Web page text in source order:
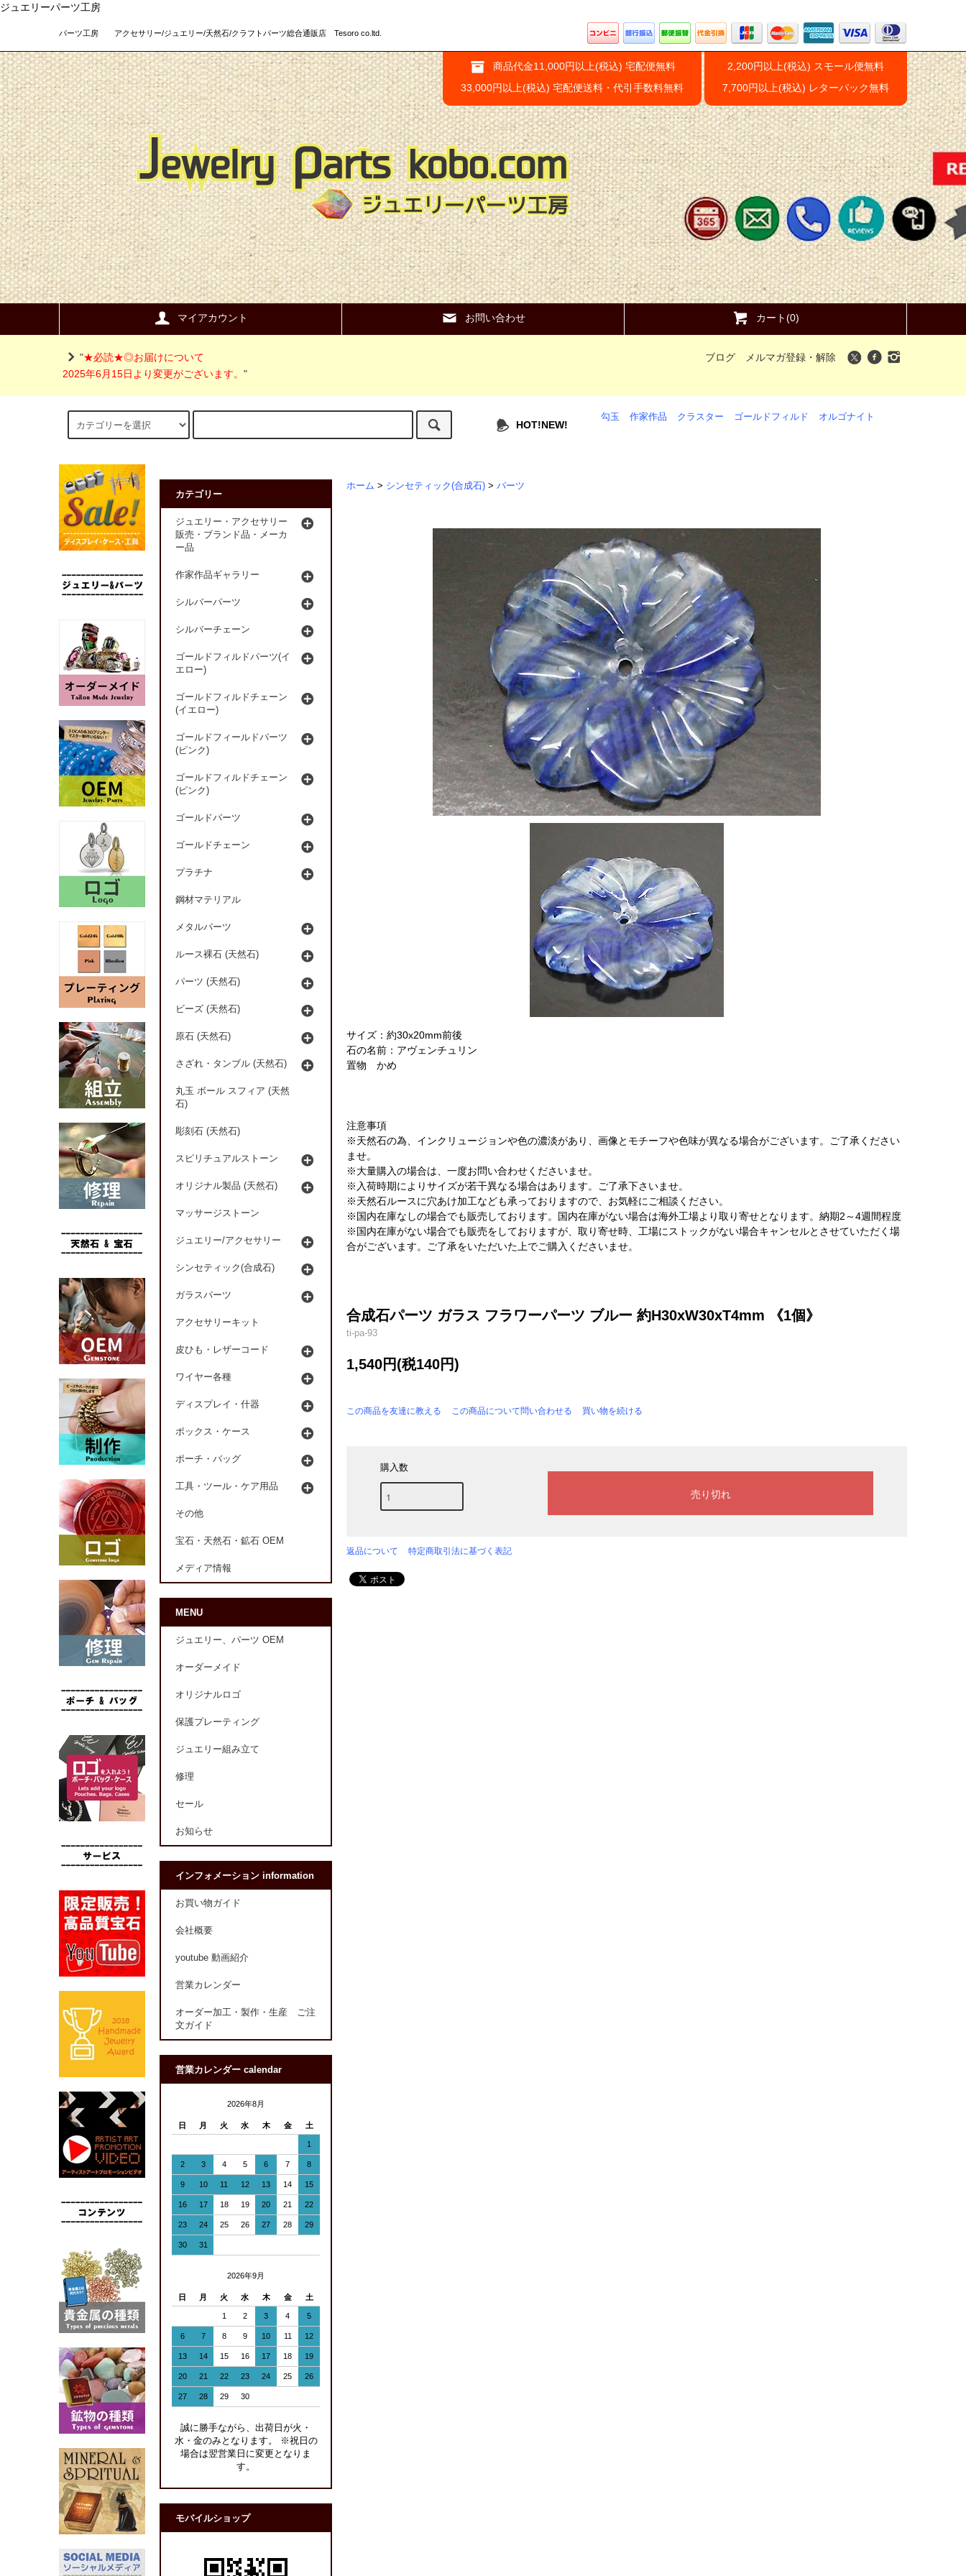
ジュエリーパーツ工房
パーツ工房 アクセサリー/ジュエリー/天然石/クラフトパーツ総合通販店 Tesoro co.ltd.
商品代金11,000円以上(税込) 宅配便無料
33,000円以上(税込) 宅配便送料・代引手数料無料
2,200円以上(税込) スモール便無料
7,700円以上(税込) レターパック無料
マイアカウント お問い合わせ カート(0)
"★必読★◎お届けについて
2025年6月15日より変更がございます。 "
ブログ メルマガ登録・解除
HOT!NEW!
勾玉 作家作品 クラスター ゴールドフィルド オルゴナイト
ホーム > シンセティック(合成石) > パーツ
サイズ：約30x20mm前後
石の名前：アヴェンチュリン
置物 かめ
注意事項
※天然石の為、インクリュージョンや色の濃淡があり、画像とモチーフや色味が異なる場合がございます。ご了承ください
ませ。
※大量購入の場合は、一度お問い合わせくださいませ。
※入荷時期によりサイズが若干異なる場合はあります。ご了承下さいませ。
※天然石ルースに穴あけ加工なども承っておりますので、お気軽にご相談ください。
※国内在庫なしの場合でも販売しております。国内在庫がない場合は海外工場より取り寄せとなります。納期2～4週間程度
※国内在庫がない場合でも販売をしておりますが、取り寄せ時、工場にストックがない場合キャンセルとさせていただく場
合がございます。ご了承をいただいた上でご購入くださいませ。
合成石パーツ ガラス フラワーパーツ ブルー 約H30xW30xT4mm 《1個》
ti-pa-93
1,540円(税140円)
この商品を友達に教える この商品について問い合わせる 買い物を続ける
購入数
返品について 特定商取引法に基づく表記
カテゴリー
ジュエリー・アクセサリー
販売・ブランド品・メーカ
ー品
作家作品ギャラリー
シルバーパーツ
シルバーチェーン
ゴールドフィルドパーツ(イ
エロー)
ゴールドフィルドチェーン
(イエロー)
ゴールドフィールドパーツ
(ピンク)
ゴールドフィルドチェーン
(ピンク)
ゴールドパーツ
ゴールドチェーン
プラチナ
鋼材マテリアル
メタルパーツ
ルース裸石 (天然石)
パーツ (天然石)
ビーズ (天然石)
原石 (天然石)
さざれ・タンブル (天然石)
丸玉 ボール スフィア (天然
石)
彫刻石 (天然石)
スピリチュアルストーン
オリジナル製品 (天然石)
マッサージストーン
ジュエリー/アクセサリー
シンセティック(合成石)
ガラスパーツ
アクセサリーキット
皮ひも・レザーコード
ワイヤー各種
ディスプレイ・什器
ボックス・ケース
ポーチ・バッグ
工具・ツール・ケア用品
その他
宝石・天然石・鉱石 OEM
メディア情報
MENU
ジュエリー、パーツ OEM
オーダーメイド
オリジナルロゴ
保護プレーティング
ジュエリー組み立て
修理
セール
お知らせ
インフォメーション information
お買い物ガイド
会社概要
youtube 動画紹介
営業カレンダー
オーダー加工・製作・生産 ご注
文ガイド
営業カレンダー calendar
2026年8月
日 月 火 水 木 金 土
1
2 3 4 5 6 7 8
9 10 11 12 13 14 15
16 17 18 19 20 21 22
23 24 25 26 27 28 29
30 31
2026年9月
日 月 火 水 木 金 土
1 2 3 4 5
6 7 8 9 10 11 12
13 14 15 16 17 18 19
20 21 22 23 24 25 26
27 28 29 30
誠に勝手ながら、出荷日が火・
水・金のみとなります。 ※祝日の
場合は翌営業日に変更となりま
す。
モバイルショップ